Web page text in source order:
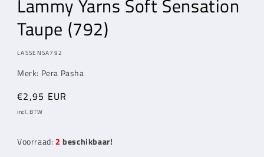
modaal
Lammy Yarns Soft Sensation
Taupe (792)
MODEL:
LASSENSA792
Merk: Pera Pasha
Normale
prijs
€2,95 EUR
incl. BTW
Voorraad: 2 beschikbaar!